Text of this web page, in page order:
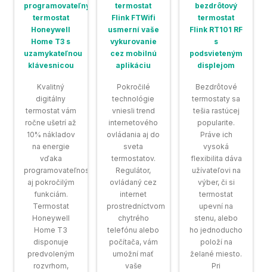
programovateľný
termostat
Honeywell
Home T3 s
uzamykateľnou
klávesnicou
Kvalitný
digitálny
termostat vám
ročne ušetrí až
10% nákladov
na energie
vďaka
programovateľnosti
aj pokročilým
funkciám.
Termostat
Honeywell
Home T3
disponuje
predvoleným
rozvrhom,
termostat
Flink FTWifi
usmerní vaše
vykurovanie
cez mobilnú
aplikáciu
Pokročilé
technológie
vniesli trend
internetového
ovládania aj do
sveta
termostatov.
Regulátor,
ovládaný cez
internet
prostredníctvom
chytrého
telefónu alebo
počítača, vám
umožní mať
vaše
bezdrôtový
termostat
Flink RT101 RF
s
podsvieteným
displejom
Bezdrôtové
termostaty sa
tešia rastúcej
popularite.
Práve ich
vysoká
flexibilita dáva
užívateľovi na
výber, či si
termostat
upevní na
stenu, alebo
ho jednoducho
položí na
želané miesto.
Pri